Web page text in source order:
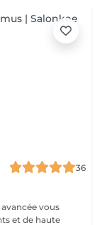
36
vous
et de haute